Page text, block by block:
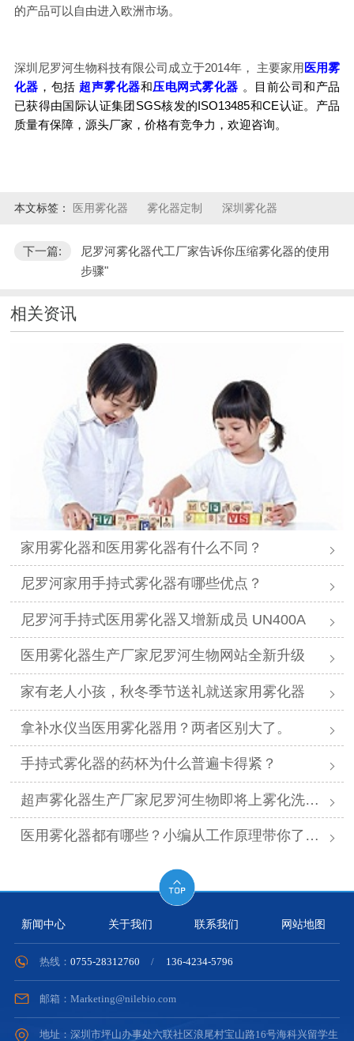
的产品可以自由进入欧洲市场。
深圳尼罗河生物科技有限公司成立于2014年， 主要家用 医用雾
化器 ， 包括 超声雾化器和压电网式雾化器 。目前公司和产品
已获得由国际认证集团SGS核发的ISO13485和CE认证。产品
质量有保障，源头厂家，价格有竞争力，欢迎咨询。
本文标签： 医用雾化器 雾化器定制 深圳雾化器
下一篇:
尼罗河雾化器代工厂家告诉你压缩雾化器的使用
步骤"
相关资讯
家用雾化器和医用雾化器有什么不同？
尼罗河家用手持式雾化器有哪些优点？
尼罗河手持式医用雾化器又增新成员 UN400A
医用雾化器生产厂家尼罗河生物网站全新升级
家有老人小孩，秋冬季节送礼就送家用雾化器
拿补水仪当医用雾化器用？两者区别大了。
手持式雾化器的药杯为什么普遍卡得紧？
超声雾化器生产厂家尼罗河生物即将上雾化洗眼仪
医用雾化器都有哪些？小编从工作原理带你了解。
新闻中心 关于我们 联系我们 网站地图
热线： 0755-28312760 / 136-4234-5796
邮箱：Marketing@nilebio.com
地址：深圳市坪山办事处六联社区浪尾村宝山路16号海科兴留学生